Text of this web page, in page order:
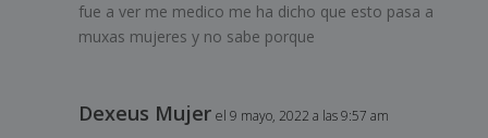
fue a ver me medico me ha dicho que esto pasa a
muxas mujeres y no sabe porque
Dexeus Mujer el 9 mayo, 2022 a las 9:57 am